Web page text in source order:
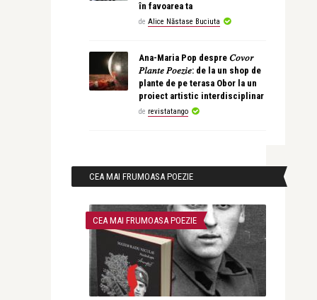
în favoarea ta
de Alice Năstase Buciuta
Ana-Maria Pop despre 𝐶𝑜𝑣𝑜𝑟
𝑃𝑙𝑎𝑛𝑡𝑒 𝑃𝑜𝑒𝑧𝑖𝑒: de la un shop de
plante de pe terasa Obor la un
proiect artistic interdisciplinar
de revistatango
CEA MAI FRUMOASA POEZIE
CEA MAI FRUMOASA POEZIE